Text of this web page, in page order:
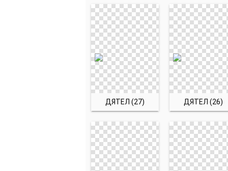
ДЯТЕЛ (27) ДЯТЕЛ (26)